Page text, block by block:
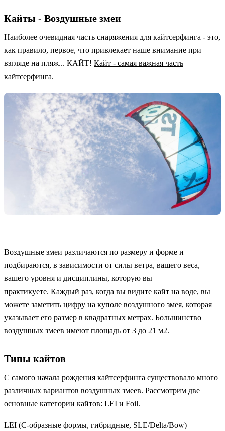
Кайты - Воздушные змеи
Наиболее очевидная часть снаряжения для кайтсерфинга - это,
как правило, первое, что привлекает наше внимание при
взгляде на пляж... КАЙТ! Кайт - самая важная часть
кайтсерфинга.
Воздушные змеи различаются по размеру и форме и
подбираются, в зависимости от силы ветра, вашего веса,
вашего уровня и дисциплины, которую вы
практикуете. Каждый раз, когда вы видите кайт на воде, вы
можете заметить цифру на куполе воздушного змея, которая
указывает его размер в квадратных метрах. Большинство
воздушных змеев имеют площадь от 3 до 21 м2.
Типы кайтов
С самого начала рождения кайтсерфинга существовало много
различных вариантов воздушных змеев. Рассмотрим две
основные категории кайтов: LEI и Foil.
LEI (C-образные формы, гибридные, SLE/Delta/Bow)